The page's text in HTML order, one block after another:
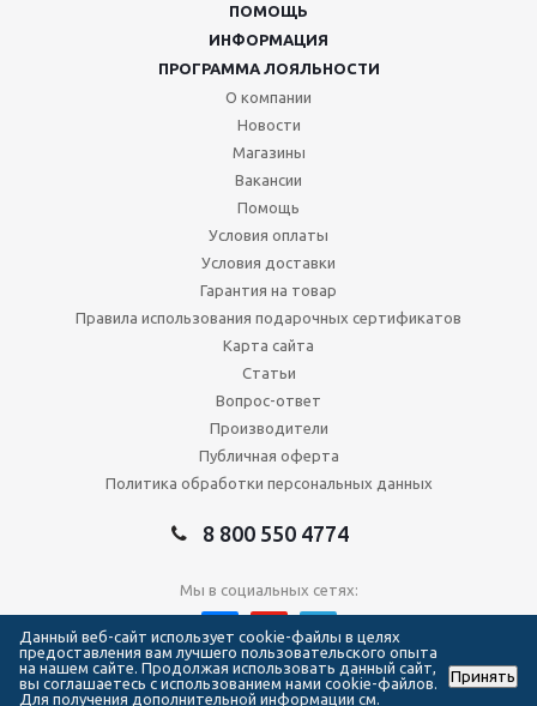
ПОМОЩЬ
ИНФОРМАЦИЯ
ПРОГРАММА ЛОЯЛЬНОСТИ
О компании
Новости
Магазины
Вакансии
Помощь
Условия оплаты
Условия доставки
Гарантия на товар
Правила использования подарочных сертификатов
Карта сайта
Статьи
Вопрос-ответ
Производители
Публичная оферта
Политика обработки персональных данных
8 800 550 4774
Мы в социальных сетях:
2026 © Сеть магазинов Forma Hockey
Данный веб-сайт использует cookie-файлы в целях
предоставления вам лучшего пользовательского опыта
на нашем сайте. Продолжая использовать данный сайт,
вы соглашаетесь с использованием нами cookie-файлов.
Для получения дополнительной информации см.
Принять